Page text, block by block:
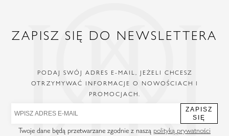
ZAPISZ SIĘ DO NEWSLETTERA
PODAJ SWÓJ ADRES E-MAIL, JEŻELI CHCESZ
OTRZYMYWAĆ INFORMACJE O NOWOŚCIACH I
PROMOCJACH.
ZAPISZ
SIĘ
Twoje dane będą przetwarzane zgodnie z naszą polityką prywatności